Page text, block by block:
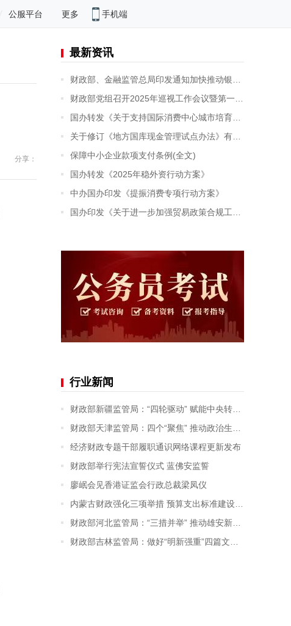
公服平台 更多 手机端
分享：
最新资讯
财政部、金融监管总局印发通知加快推动银行函证数字化发展
财政部党组召开2025年巡视工作会议暨第一轮巡视动员部署会
国办转发《关于支持国际消费中心城市培育建设的若干措施》
关于修订《地方国库现金管理试点办法》有关条款的通知
保障中小企业款项支付条例(全文)
国办转发《2025年稳外资行动方案》
中办国办印发《提振消费专项行动方案》
国办印发《关于进一步加强贸易政策合规工作的意见》
行业新闻
财政部新疆监管局：“四轮驱动” 赋能中央转移支付资金监管提质增效
财政部天津监管局：四个“聚焦” 推动政治生态建设走深走实
经济财政专题干部履职通识网络课程更新发布
财政部举行宪法宣誓仪式 蓝佛安监誓
廖岷会见香港证监会行政总裁梁凤仪
内蒙古财政强化三项举措 预算支出标准建设及应用成效显著
财政部河北监管局：“三措并举” 推动雄安新区财政监督取得新成效
财政部吉林监管局：做好“明新强重”四篇文章 进一步提升会计监督成效